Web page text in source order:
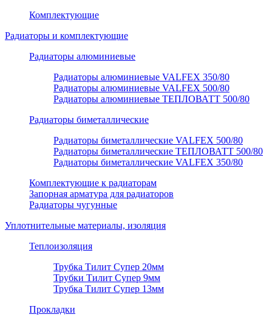
Комплектующие
Радиаторы и комплектующие
Радиаторы алюминиевые
Радиаторы алюминиевые VALFEX 350/80
Радиаторы алюминиевые VALFEX 500/80
Радиаторы алюминиевые ТЕПЛОВАТТ 500/80
Радиаторы биметаллические
Радиаторы биметаллические VALFEX 500/80
Радиаторы биметаллические ТЕПЛОВАТТ 500/80
Радиаторы биметаллические VALFEX 350/80
Комплектующие к радиаторам
Запорная арматура для радиаторов
Радиаторы чугунные
Уплотнительные материалы, изоляция
Теплоизоляция
Трубка Тилит Супер 20мм
Трубки Тилит Супер 9мм
Трубка Тилит Супер 13мм
Прокладки